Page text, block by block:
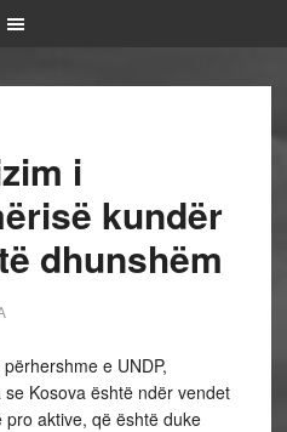
i
kundër
dhunshëm
e UNDP,
Kosova është ndër vendet
aktive, që është duke